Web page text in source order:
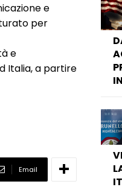
e
per
e
Italia, a partire
Email